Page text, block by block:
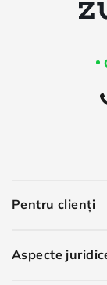
Pentru clienți
Aspecte